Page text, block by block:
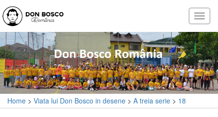
Home > Viata lui Don Bosco in desene > A treia serie > 18